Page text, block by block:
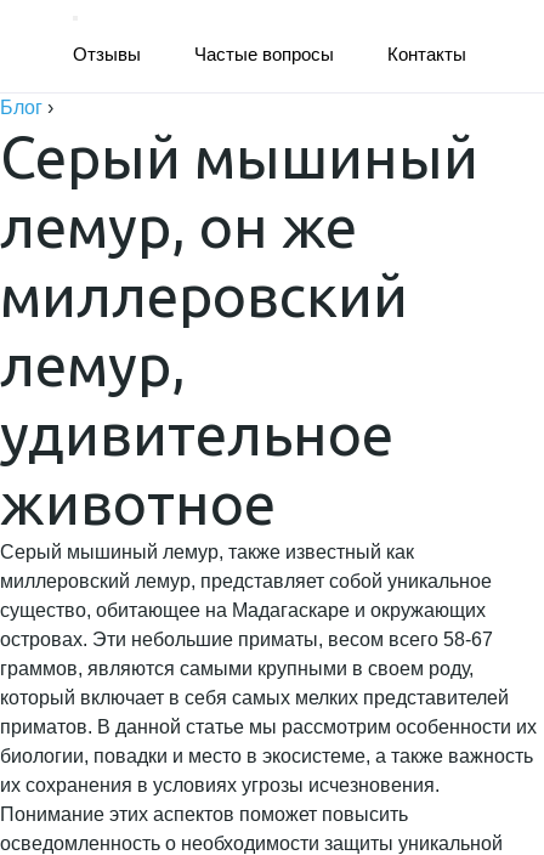
Отзывы Частые вопросы Контакты
Блог ›
Серый мышиный
лемур, он же
миллеровский
лемур,
удивительное
животное
Серый мышиный лемур, также известный как
миллеровский лемур, представляет собой уникальное
существо, обитающее на Мадагаскаре и окружающих
островах. Эти небольшие приматы, весом всего 58-67
граммов, являются самыми крупными в своем роду,
который включает в себя самых мелких представителей
приматов. В данной статье мы рассмотрим особенности их
биологии, повадки и место в экосистеме, а также важность
их сохранения в условиях угрозы исчезновения.
Понимание этих аспектов поможет повысить
осведомленность о необходимости защиты уникальной